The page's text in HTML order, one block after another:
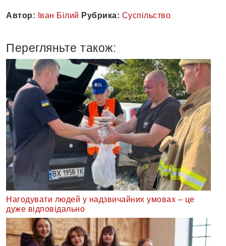
Автор: Іван Білий Рубрика: Суспільство
Перегляньте також:
Нагодувати людей у надзвичайних умовах – це
дуже відповідально